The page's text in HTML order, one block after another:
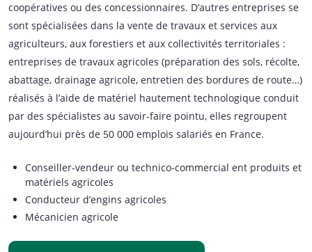
coopératives ou des concessionnaires. D’autres entreprises se
sont spécialisées dans la vente de travaux et services aux
agriculteurs, aux forestiers et aux collectivités territoriales :
entreprises de travaux agricoles (préparation des sols, récolte,
abattage, drainage agricole, entretien des bordures de route…)
réalisés à l’aide de matériel hautement technologique conduit
par des spécialistes au savoir-faire pointu, elles regroupent
aujourd’hui près de 50 000 emplois salariés en France.
Conseiller-vendeur ou technico-commercial ent produits et
matériels agricoles
Conducteur d’engins agricoles
Mécanicien agricole